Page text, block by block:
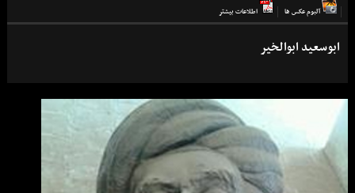
آلبوم عكس ها اطلاعات بيشتر
ابوسعید ابوالخیر